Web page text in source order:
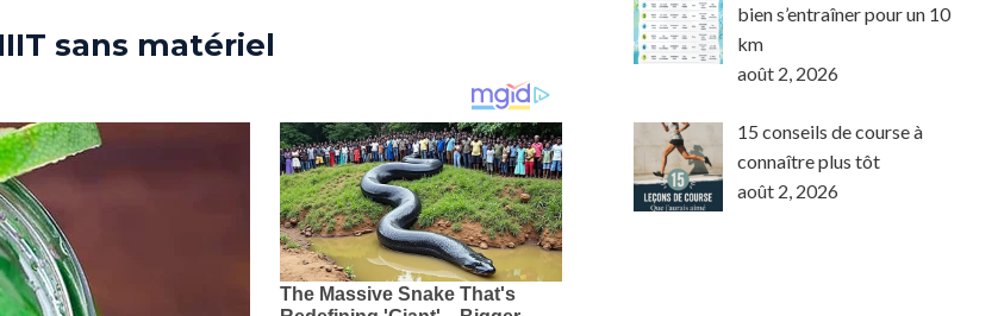
sans matériel
bien s’entraîner pour un 10
km
août 2, 2026
15 conseils de course à
connaître plus tôt
août 2, 2026